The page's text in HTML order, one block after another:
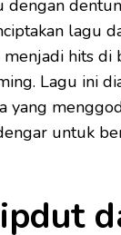
dengan
lagu
hits di
Lagu ini
yang
untuk